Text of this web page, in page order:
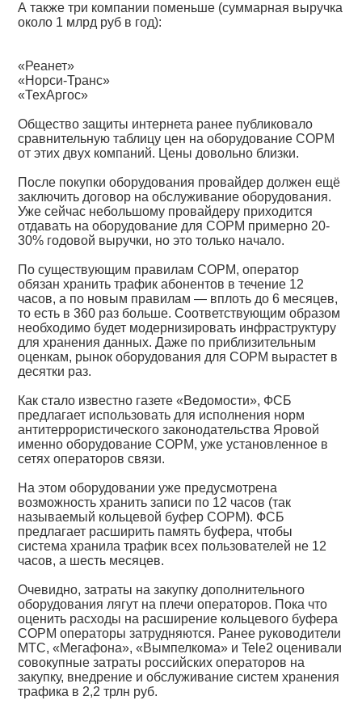
А также три компании поменьше (суммарная выручка
около 1 млрд руб в год):
«Реанет»
«Норси-Транс»
«ТехАргос»
Общество защиты интернета ранее публиковало
сравнительную таблицу цен на оборудование СОРМ
от этих двух компаний. Цены довольно близки.
После покупки оборудования провайдер должен ещё
заключить договор на обслуживание оборудования.
Уже сейчас небольшому провайдеру приходится
отдавать на оборудование для СОРМ примерно 20-
30% годовой выручки, но это только начало.
По существующим правилам СОРМ, оператор
обязан хранить трафик абонентов в течение 12
часов, а по новым правилам — вплоть до 6 месяцев,
то есть в 360 раз больше. Соответствующим образом
необходимо будет модернизировать инфраструктуру
для хранения данных. Даже по приблизительным
оценкам, рынок оборудования для СОРМ вырастет в
десятки раз.
Как стало известно газете «Ведомости», ФСБ
предлагает использовать для исполнения норм
антитеррористического законодательства Яровой
именно оборудование СОРМ, уже установленное в
сетях операторов связи.
На этом оборудовании уже предусмотрена
возможность хранить записи по 12 часов (так
называемый кольцевой буфер СОРМ). ФСБ
предлагает расширить память буфера, чтобы
система хранила трафик всех пользователей не 12
часов, а шесть месяцев.
Очевидно, затраты на закупку дополнительного
оборудования лягут на плечи операторов. Пока что
оценить расходы на расширение кольцевого буфера
СОРМ операторы затрудняются. Ранее руководители
МТС, «Мегафона», «Вымпелкома» и Tele2 оценивали
совокупные затраты российских операторов на
закупку, внедрение и обслуживание систем хранения
трафика в 2,2 трлн руб.